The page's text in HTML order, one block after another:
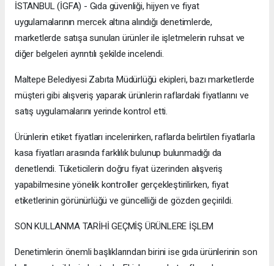
İSTANBUL (İGFA) - Gıda güvenliği, hijyen ve fiyat
uygulamalarının mercek altına alındığı denetimlerde,
marketlerde satışa sunulan ürünler ile işletmelerin ruhsat ve
diğer belgeleri ayrıntılı şekilde incelendi.
Maltepe Belediyesi Zabıta Müdürlüğü ekipleri, bazı marketlerde
müşteri gibi alışveriş yaparak ürünlerin raflardaki fiyatlarını ve
satış uygulamalarını yerinde kontrol etti.
Ürünlerin etiket fiyatları incelenirken, raflarda belirtilen fiyatlarla
kasa fiyatları arasında farklılık bulunup bulunmadığı da
denetlendi. Tüketicilerin doğru fiyat üzerinden alışveriş
yapabilmesine yönelik kontroller gerçekleştirilirken, fiyat
etiketlerinin görünürlüğü ve güncelliği de gözden geçirildi.
SON KULLANMA TARİHİ GEÇMİŞ ÜRÜNLERE İŞLEM
Denetimlerin önemli başlıklarından birini ise gıda ürünlerinin son